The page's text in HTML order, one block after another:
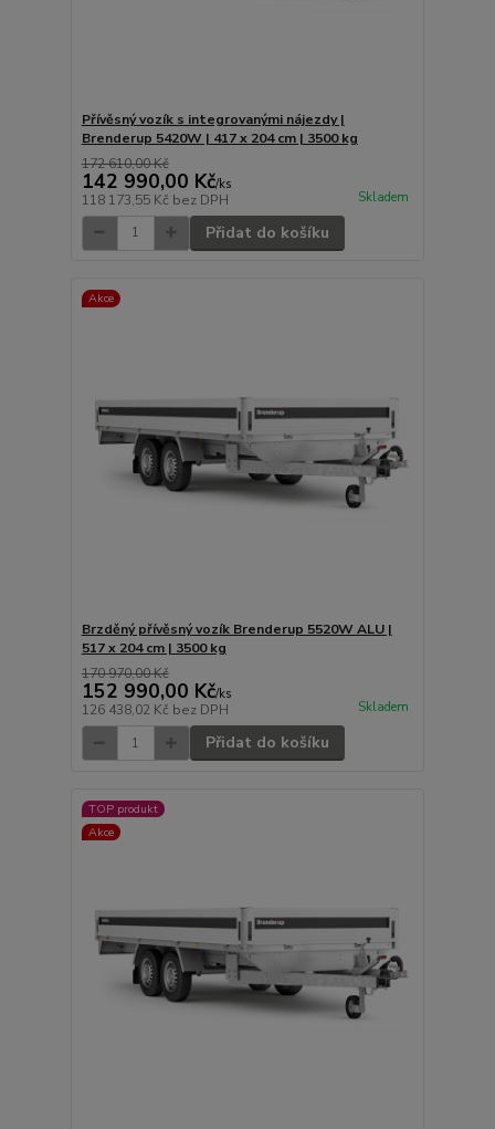
Přívěsný vozík s integrovanými nájezdy |
Brenderup 5420W | 417 x 204 cm | 3500 kg
172 610,00 Kč
142 990,00 Kč/ks
118 173,55 Kč bez DPH Skladem
Přidat do košíku
Akce
Brzděný přívěsný vozík Brenderup 5520W ALU |
517 x 204 cm | 3500 kg
170 970,00 Kč
152 990,00 Kč/ks
126 438,02 Kč bez DPH Skladem
Přidat do košíku
TOP produkt
Akce